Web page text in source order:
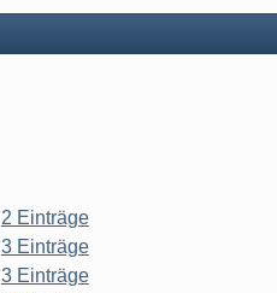
2 Einträge
3 Einträge
3 Einträge